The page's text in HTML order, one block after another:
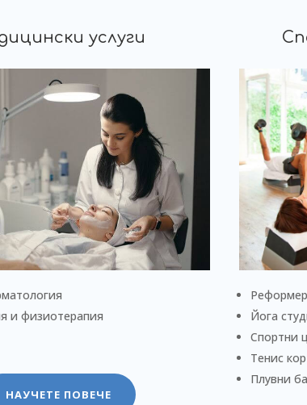
услуги
и физиотерапия
НАУЧЕТЕ ПОВЕЧЕ
Йога
Спортни
Тенис
Плувни